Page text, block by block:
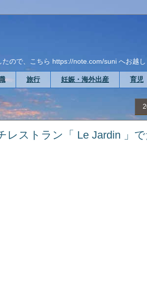
ので、こちら https://note.com/suni へお越
旅行 妊娠・海外出産 育児
レストラン「 Le Jardin 」